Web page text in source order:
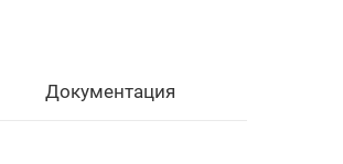
Документация